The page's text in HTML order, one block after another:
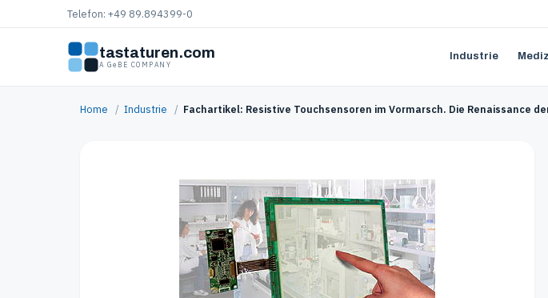
Telefon: +49 89.894399-0
tastaturen.com
A GeBE COMPANY
Industrie
Home / Industrie / Fachartikel: Resistive Touchsensoren im Vormarsch. Die Renaissance